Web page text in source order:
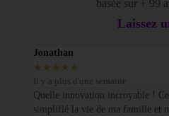
basée sur + 99
Laissez
Jonathan
★ ★ ★ ★ ★
Il y a plus d'une semaine
Quelle innovation incroyable !
simplifié la vie de ma famille et